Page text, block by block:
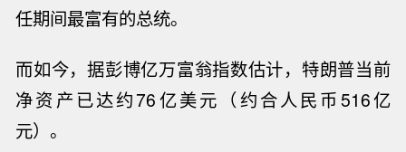
任期间最富有的总统。
而如今，据彭博亿万富翁指数估计， 特朗普当前
净资产已达约76亿美元（约合人民币516亿
元） 。